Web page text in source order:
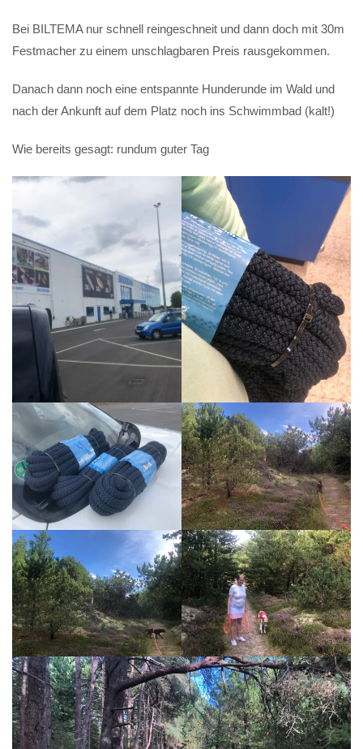
Bei BILTEMA nur schnell reingeschneit und dann doch mit 30m
Festmacher zu einem unschlagbaren Preis rausgekommen.
Danach dann noch eine entspannte Hunderunde im Wald und
nach der Ankunft auf dem Platz noch ins Schwimmbad (kalt!)
Wie bereits gesagt: rundum guter Tag